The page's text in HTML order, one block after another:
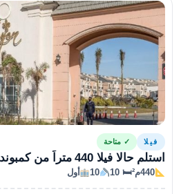
فيلا ✓ متاحة
440م² 🛏 10
10 أول